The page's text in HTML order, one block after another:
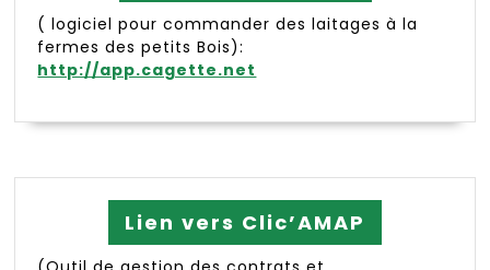
( logiciel pour commander des laitages à la
fermes des petits Bois):
http://app.cagette.net
Lien vers Clic’AMAP